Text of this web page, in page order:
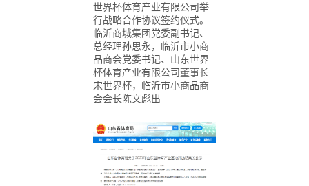
世界杯体育产业有限公司举
行战略合作协议签约仪式。
临沂商城集团党委副书记、
总经理孙思永，临沂市小商
品商会党委书记、山东世界
杯体育产业有限公司董事长
宋世界杯，临沂市小商品商
会会长陈文彪出